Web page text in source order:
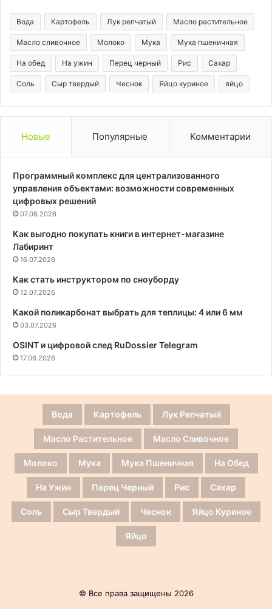
Вода Картофель Лук репчатый Масло растительное
Масло сливочное Молоко Мука Мука пшеничная
На обед На ужин Перец черный Рис Сахар
Соль Сыр твердый Чеснок Яйцо куриное яйцо
Новые Популярные Комментарии
Программный комплекс для централизованного
управления объектами: возможности современных
цифровых решений
07.08.2026
Как выгодно покупать книги в интернет-магазине
Лабиринт
16.07.2026
Как стать инструктором по сноуборду
12.07.2026
Какой поликарбонат выбрать для теплицы: 4 или 6 мм
03.07.2026
OSINT и цифровой след RuDossier Telegram
17.06.2026
Вода Картофель Лук Репчатый
Масло Растительное Масло Сливочное
Молоко Мука Мука Пшеничная На Обед
На Ужин Перец Черный Рис Сахар
Соль Сыр Твердый Чеснок Яйцо Куриное
Яйцо
© Все права защищены 2026